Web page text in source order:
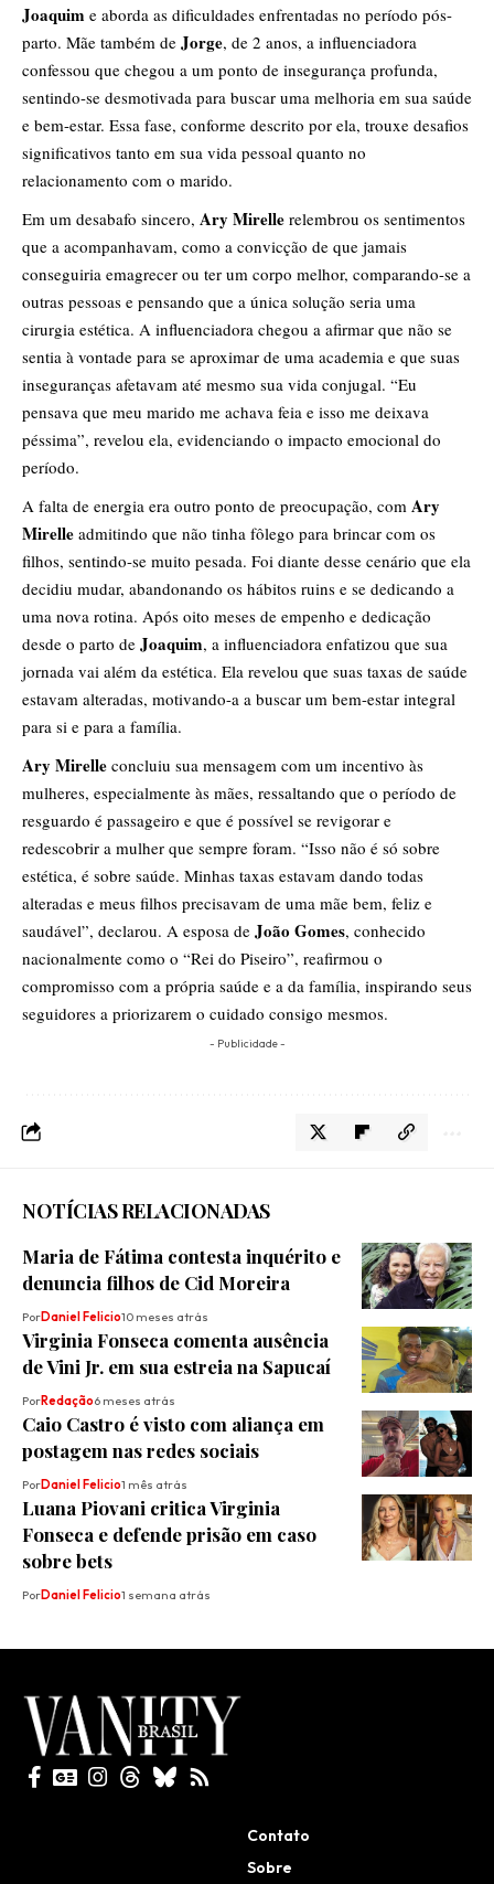
Joaquim e aborda as dificuldades enfrentadas no período pós-
parto. Mãe também de Jorge, de 2 anos, a influenciadora
confessou que chegou a um ponto de insegurança profunda,
sentindo-se desmotivada para buscar uma melhoria em sua saúde
e bem-estar. Essa fase, conforme descrito por ela, trouxe desafios
significativos tanto em sua vida pessoal quanto no
relacionamento com o marido.
Em um desabafo sincero, Ary Mirelle relembrou os sentimentos
que a acompanhavam, como a convicção de que jamais
conseguiria emagrecer ou ter um corpo melhor, comparando-se a
outras pessoas e pensando que a única solução seria uma
cirurgia estética. A influenciadora chegou a afirmar que não se
sentia à vontade para se aproximar de uma academia e que suas
inseguranças afetavam até mesmo sua vida conjugal. “Eu
pensava que meu marido me achava feia e isso me deixava
péssima”, revelou ela, evidenciando o impacto emocional do
período.
A falta de energia era outro ponto de preocupação, com Ary
Mirelle admitindo que não tinha fôlego para brincar com os
filhos, sentindo-se muito pesada. Foi diante desse cenário que ela
decidiu mudar, abandonando os hábitos ruins e se dedicando a
uma nova rotina. Após oito meses de empenho e dedicação
desde o parto de Joaquim, a influenciadora enfatizou que sua
jornada vai além da estética. Ela revelou que suas taxas de saúde
estavam alteradas, motivando-a a buscar um bem-estar integral
para si e para a família.
Ary Mirelle concluiu sua mensagem com um incentivo às
mulheres, especialmente às mães, ressaltando que o período de
resguardo é passageiro e que é possível se revigorar e
redescobrir a mulher que sempre foram. “Isso não é só sobre
estética, é sobre saúde. Minhas taxas estavam dando todas
alteradas e meus filhos precisavam de uma mãe bem, feliz e
saudável”, declarou. A esposa de João Gomes, conhecido
nacionalmente como o “Rei do Piseiro”, reafirmou o
compromisso com a própria saúde e a da família, inspirando seus
seguidores a priorizarem o cuidado consigo mesmos.
- Publicidade -
NOTÍCIAS RELACIONADAS
Maria de Fátima contesta inquérito e
denuncia filhos de Cid Moreira
PorDaniel Felicio10 meses atrás
Virginia Fonseca comenta ausência
de Vini Jr. em sua estreia na Sapucaí
PorRedação6 meses atrás
Caio Castro é visto com aliança em
postagem nas redes sociais
PorDaniel Felicio1 mês atrás
Luana Piovani critica Virginia
Fonseca e defende prisão em caso
sobre bets
PorDaniel Felicio1 semana atrás
Contato
Sobre